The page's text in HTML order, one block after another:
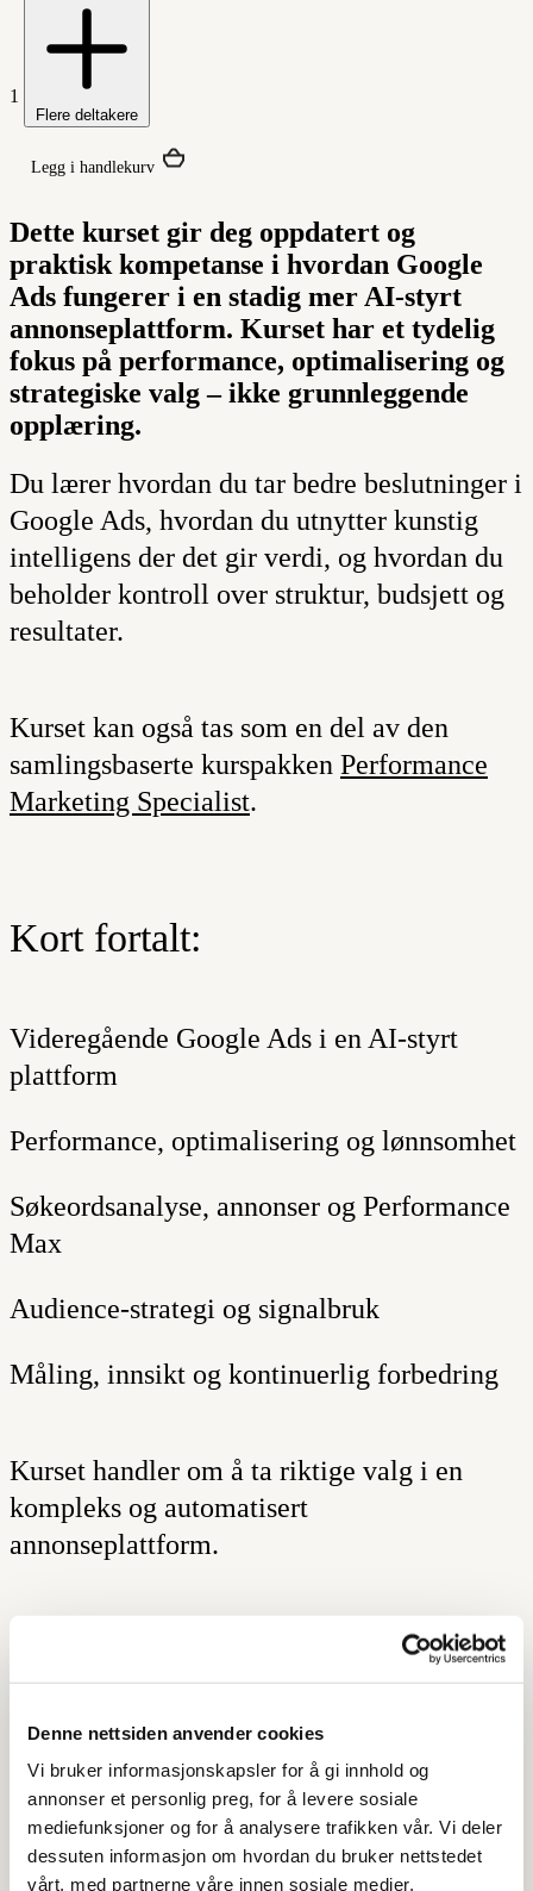
Denne nettsiden anvender cookies
Vi bruker informasjonskapsler for å gi innhold og
annonser et personlig preg, for å levere sosiale
mediefunksjoner og for å analysere trafikken vår. Vi deler
dessuten informasjon om hvordan du bruker nettstedet
vårt, med partnerne våre innen sosiale medier,
1
Flere deltakere
Legg i handlekurv
Dette kurset gir deg oppdatert og
praktisk kompetanse i hvordan Google
Ads fungerer i en stadig mer AI-styrt
annonseplattform. Kurset har et tydelig
fokus på performance, optimalisering og
strategiske valg – ikke grunnleggende
opplæring.
Du lærer hvordan du tar bedre beslutninger i
Google Ads, hvordan du utnytter kunstig
intelligens der det gir verdi, og hvordan du
beholder kontroll over struktur, budsjett og
resultater.
Kurset kan også tas som en del av den
samlingsbaserte kurspakken Performance
Marketing Specialist.
Kort fortalt:
Videregående Google Ads i en AI-styrt
plattform
Performance, optimalisering og lønnsomhet
Søkeordsanalyse, annonser og Performance
Max
Audience-strategi og signalbruk
Måling, innsikt og kontinuerlig forbedring
Kurset handler om å ta riktige valg i en
kompleks og automatisert
annonseplattform.
Dette lærer du på kurset
Google Ads i en AI-styrt virkelighet
Hvordan Googles algoritmer og KI påvirker
annonsering